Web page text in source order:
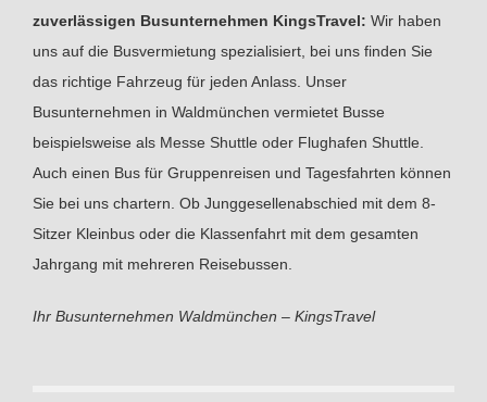
zuverlässigen Busunternehmen KingsTravel: Wir haben
uns auf die Busvermietung spezialisiert, bei uns finden Sie
das richtige Fahrzeug für jeden Anlass. Unser
Busunternehmen in Waldmünchen vermietet Busse
beispielsweise als Messe Shuttle oder Flughafen Shuttle.
Auch einen Bus für Gruppenreisen und Tagesfahrten können
Sie bei uns chartern. Ob Junggesellenabschied mit dem 8-
Sitzer Kleinbus oder die Klassenfahrt mit dem gesamten
Jahrgang mit mehreren Reisebussen.
Ihr Busunternehmen Waldmünchen – KingsTravel